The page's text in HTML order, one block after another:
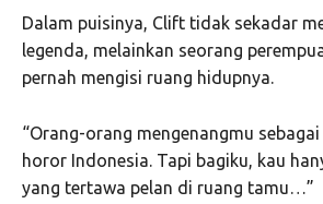
Dalam puisinya, Clift tidak sekadar
legenda, melainkan seorang
pernah mengisi ruang hidupnya.
“Orang-orang mengenangmu
horor Indonesia. Tapi bagiku, kau
yang tertawa pelan di ruang tamu…”